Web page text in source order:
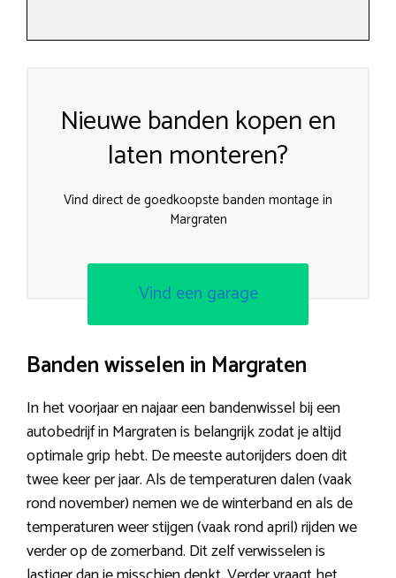
Nieuwe banden kopen en
laten monteren?
Vind direct de goedkoopste banden montage in
Margraten
Vind een garage
Banden wisselen in Margraten
In het voorjaar en najaar een bandenwissel bij een
autobedrijf in Margraten is belangrijk zodat je altijd
optimale grip hebt. De meeste autorijders doen dit
twee keer per jaar. Als de temperaturen dalen (vaak
rond november) nemen we de winterband en als de
temperaturen weer stijgen (vaak rond april) rijden we
verder op de zomerband. Dit zelf verwisselen is